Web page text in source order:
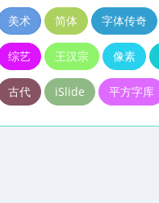
美术 简体 字体传奇
综艺 王汉宗 像素
古代 iSlide 平方字库